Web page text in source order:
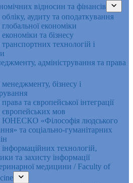
відносин та фінансів
аудиту та оподаткування
економіки
та бізнесу
технологій і
адміністрування та права
бізнесу і
та європейської інтеграції
мов
ЮНЕСКО «Філософія людського
та соціально-гуманітарних
технологій,
та захисту інформації
медицини / Faculty of